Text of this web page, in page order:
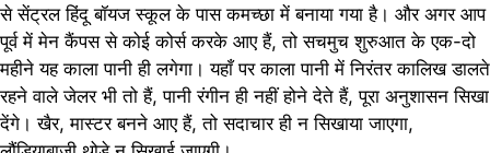
से सेंट्रल हिंदू बॉयज स्कूल के पास कमच्छा में बनाया गया है। और अगर आप
पूर्व में मेन कैंपस से कोई कोर्स करके आए हैं, तो सचमुच शुरुआत के एक-दो
महीने यह काला पानी ही लगेगा। यहाँ पर काला पानी में निरंतर कालिख डालते
रहने वाले जेलर भी तो हैं, पानी रंगीन ही नहीं होने देते हैं, पूरा अनुशासन सिखा
देंगे। खैर, मास्टर बनने आए हैं, तो सदाचार ही न सिखाया जाएगा,